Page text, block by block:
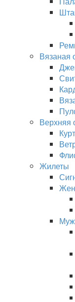
Вязаная
Верхняя
Жилеты